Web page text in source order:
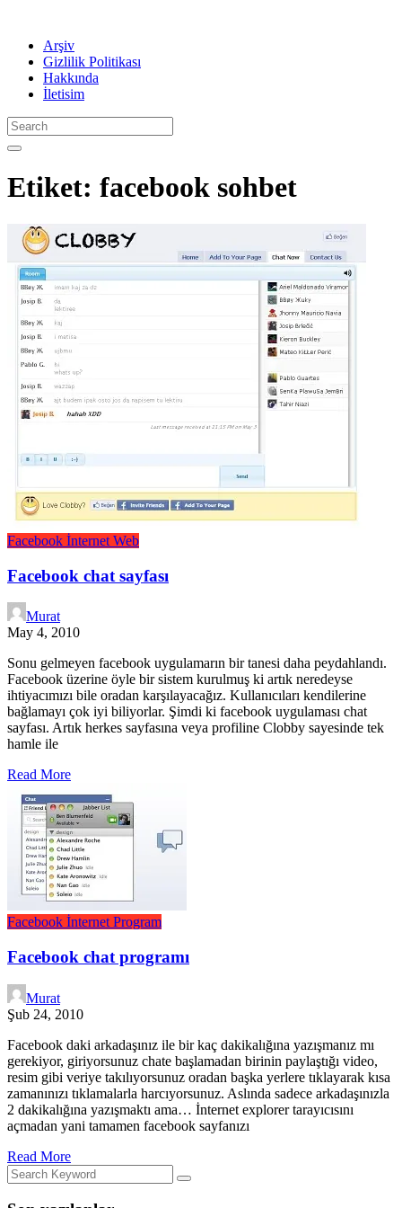
Arşiv
Gizlilik Politikası
Hakkında
İletisim
Etiket: facebook sohbet
Facebook İnternet Web
Facebook chat sayfası
Murat
May 4, 2010
Sonu gelmeyen facebook uygulamarın bir tanesi daha peydahlandı.
Facebook üzerine öyle bir sistem kurulmuş ki artık neredeyse
ihtiyacımızı bile oradan karşılayacağız. Kullanıcıları kendilerine
bağlamayı çok iyi biliyorlar. Şimdi ki facebook uygulaması chat
sayfası. Artık herkes sayfasına veya profiline Clobby sayesinde tek
hamle ile
Read More
Facebook İnternet Program
Facebook chat programı
Murat
Şub 24, 2010
Facebook daki arkadaşınız ile bir kaç dakikalığına yazışmanız mı
gerekiyor, giriyorsunuz chate başlamadan birinin paylaştığı video,
resim gibi veriye takılıyorsunuz oradan başka yerlere tıklayarak kısa
zamanınızı tıklamalarla harcıyorsunuz. Aslında sadece arkadaşınızla
2 dakikalığına yazışmaktı ama… İnternet explorer tarayıcısını
açmadan yani tamamen facebook sayfanızı
Read More